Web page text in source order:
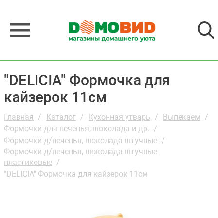
"DELICIA" Формочка для
кайзерок 11см
Главная Каталог Кухонная утварь
Выпекаем
Формочки для печенья, шоколада и др.
Формочки д/печенья, шоколада штучные
Формочки д/печенья, шоколада штучные
пластиковые
"DELICIA" Формочка для кайзерок 11см